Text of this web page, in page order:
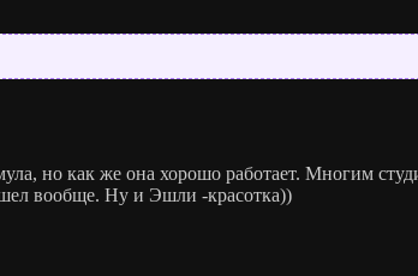
но как же она хорошо работает. Многим
вообще. Ну и Эшли -красотка))